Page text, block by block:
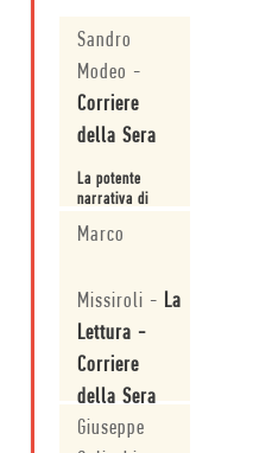
Sandro
Modeo -
Corriere
della Sera
La potente
narrativa di
un Kentucky
sembra
congelato nel
suo mix di
«alcol e fucili,
rassegnazione».
Marco
Missiroli - La
Lettura -
Corriere
della Sera
La letteratura
Giuseppe